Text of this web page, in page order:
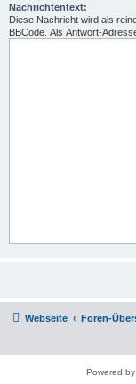
Nachrichtentext:
Diese Nachricht wird als
BBCode. Als Antwort-
Webseite Foren-
Powered by